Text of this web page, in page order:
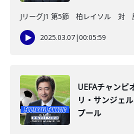
JリーグJ1 第5節 柏レイソル 対
2025.03.07|00:05:59
UEFAチャン
リ・サンジ
プール